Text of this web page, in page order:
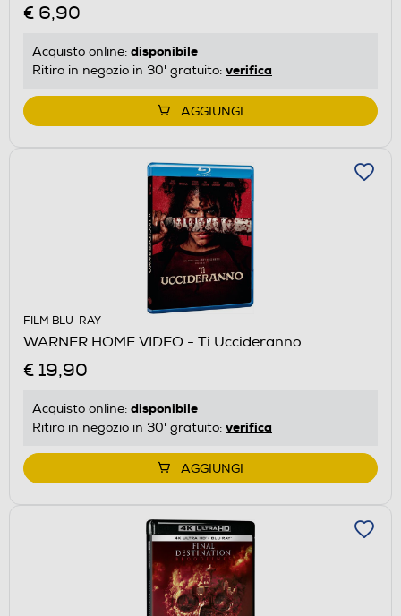
€ 6,90
Acquisto online: disponibile
Ritiro in negozio in 30' gratuito: verifica
AGGIUNGI
FILM BLU-RAY
WARNER HOME VIDEO - Ti Uccideranno
€ 19,90
Acquisto online: disponibile
Ritiro in negozio in 30' gratuito: verifica
AGGIUNGI